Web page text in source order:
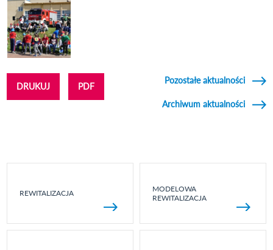
DRUKUJ PDF
Pozostałe aktualności
Archiwum aktualności
REWITALIZACJA
MODELOWA
REWITALIZACJA